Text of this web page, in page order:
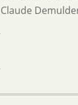
Claude